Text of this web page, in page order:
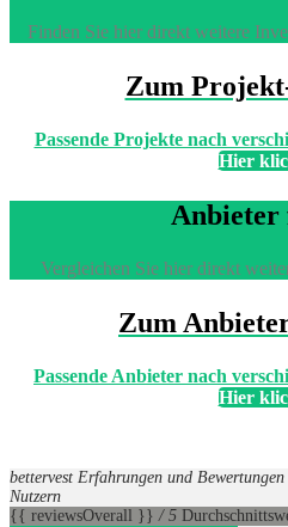
Finden Sie hier direkt weitere
Zum
Passende Projekte nach
Hier
Anbieter
Vergleichen Sie hier direkt
Zum
Passende Anbieter nach
Hier
bettervest Erfahrungen und
Nutzern
{{ reviewsOverall }} / 5